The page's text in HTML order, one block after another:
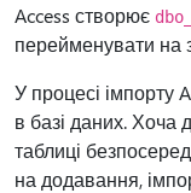
Access створює
перейменувати на
У процесі імпорту
в базі даних. Хоча
таблиці
на додавання,